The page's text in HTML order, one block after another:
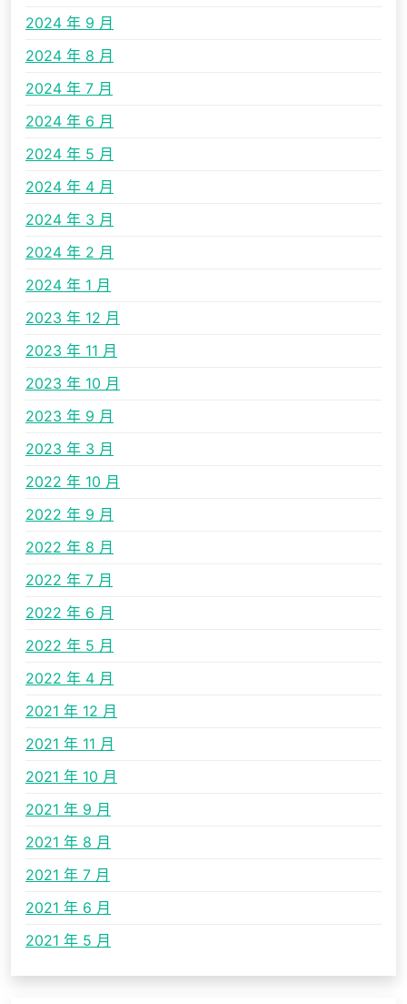
2024 年 9 月
2024 年 8 月
2024 年 7 月
2024 年 6 月
2024 年 5 月
2024 年 4 月
2024 年 3 月
2024 年 2 月
2024 年 1 月
2023 年 12 月
2023 年 11 月
2023 年 10 月
2023 年 9 月
2023 年 3 月
2022 年 10 月
2022 年 9 月
2022 年 8 月
2022 年 7 月
2022 年 6 月
2022 年 5 月
2022 年 4 月
2021 年 12 月
2021 年 11 月
2021 年 10 月
2021 年 9 月
2021 年 8 月
2021 年 7 月
2021 年 6 月
2021 年 5 月